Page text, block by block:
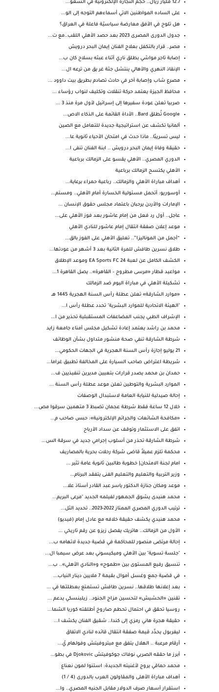
12.7 مليار ريال.. حجم التجارة الإلكترونية في السعو...
على الساده المواطنين الاتي أسماءهم التوجه إلى الو...
هل تلوح في الأفق معارضة سياسيّة فاعلة في العراق؟
جدول الدورى المصرى 2023 بعد حصد الأهلي اللقب..مع ت...
مصر.. قرار بالتكفل بعلاج الفنان إيمان البحر درويش
إصابة تاجر مواشي بطلق ناري أثناء عبثه بسلاح كان ب...
الإنقاذ النهري والأهالي ينتشل جثة غر يق من ترعه ال...
مصرع شاب وإصابة آخر في حادث تصادم بطريق بيت داوود ...
محافظ الجيزة يعتمد حركة تنقلات وتكليف لنواب رؤساء ...
صربيا تعلن عودة سفيرها إلى إسرائيل لأول مرة منذ 3 ...
Google تُطلق Bard.. الأداة القائمة على الذكاء الاص...
ألمانيا تكشف عن استراتيجية جديدة للتعامل مع الصين
ليس تسريبًا.. ماذا حدث في امتحان الأحياء ثانوية عا...
حقيقة وفاة إيمان البحر درويش .. ابنة الفنان تنفى ا...
الدوري المصري.. الأهلي يقسو على الزمالك برباعية
الأهلي يكتسح الزمالك برباعية
أهداف مباراة الأهلي والزمالك.. رباعية حمراء برعاية...
أوسوريو: أتحمل مسئولية الخسارة أمام الأهلي.. ومستم...
الإمارات والأردن يرحبان باعتماد مجلس حقوق الإنسان ...
عاجل.. أول رد فعل من إمام عاشور بعد فوز الأهلي على...
موعد إعلان صفقة انتقال إمام عاشور للنادي الأهلي
“أجمل من الموناليزا”.. تعليق الأهلي على الفوز بالق...
طلاق نسرين طافش للمرة الثانية بعد 3 أشهر من عودتها...
الكشف الكامل عن لعبة EA Sports FC 24 وموعد الإطلاق
مواعيد قطار «مرسى مطروح – القاهرة».. يصل القاهرة 1...
تشكيلة الأهلي في مباراة اليوم ضد الزمالك
«موارد الشارقة» تعلن عطلة رأس السنة الهجرية 1445 هــ
"الهيئة الاتحادية للموارد البشرية" تحدد عطلة رأس ا...
الإشراف الطبي يجنب المضاعفات المستقبلية تحذير من ا...
محمد بن راشد يعتمد إعادة تشكيل مجلس أمناء جامعة زايد
شرطة الشارقة تنفي صحة منشور متداول بشأن الوظائف
21 يوليو إجازة رأس السنة الهجرية في الجهات الحكومي...
شريطة اعتراض صاحب السيارة على المخالفة تطبيق غراما...
حمدان بن محمد يصدر قرارات بتعيين مديرين تنفيذيين ف...
الموارد البشرية والتوطين تعلن موعد عطلة رأس السنة ...
إحالة صيدلية للنيابة العامة لاستبدال الوصفات
خلال 12 ساعة فقط شرطة عجمان تضبط 3 متهمين سرقوا مص...
«مكافحة الشائعات والجرائم الإلكترونية»: حبس صاحب م...
اتفق على الاستثمار وتوقف عن سداد الأرباح
شرطة الشارقة تحذر من أسلوب إجرامي جديد في سرقة الس...
محكمة تلزم عميلاً قاضى شركة رحلات بحرية بالمصاريف
امام لجنة الامتحان| خطوبة طالبين ثانوية عامة تثير ...
وزير التربية والتعليم والتعليم الفنى يتفقد البرنام...
موعد ومكان جنازة الدكتور ياسر عبد القادر أستاذ علا...
محمد هنيدى يشوق الجمهور لفيلمه الجديد "مرعى البريم...
ترتيب الدوري المصري الممتاز 2022-2023.. تحديد الثل...
محمد هنيدي يكشف حقيقة خلافه مع عادل إمام (فيديو)
الأول من الزمالك.. هاتريك يفصل زيزو عن رقم تاريخي ...
إحالة مرتضى منصور للمحاكمة في قضية جديدة لاتهامه ب...
"جلسة تسوية" بين الأهلي وميكيسوني بعد عرض سيمبا ال...
تنسيق رفيع المستوى بين «طموح» و«النادي الأهلي».. ب...
في قضية جمع وغسل أموال بقيمة 7 ملايين دينار النياب...
بعد إعلانها طلاقها.. نسرين طافش تستمتع بعطلتها في ...
تقنين «الحشيش» لتحسين مزاج الجنود.. زيلينسكي يدعم ...
روسيا تحقق في احتمال تحطم صاروخ أطلقته كوريا الشما...
حقيقة هجرة هاني رمزي إلى كندا.. شقيق الفنان يكشف ا...
ليفربول يحدِّد قيمة صفقة انتقال قائده لنادي الاتفاق
أرقام مرعبة .. الهلال يتفق مع ميتروفيتش وفولهام يُ...
أبرز ما حققه الصربي نوفاك جوكوفيتش Djokovic في بطو...
محمد حماقي يروج لأغنيته الجديدة: استنوا لمون نعناع
أهداف مباراة الأهلى والمقاولون العرب بالدورى (4 / 1)
استقرار أسعار صرف الدولار مقابل الجنيه المصري.. وا...